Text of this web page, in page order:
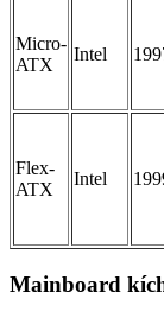
Micro-
ATX
Intel
Flex-
ATX
Intel
Mainboard